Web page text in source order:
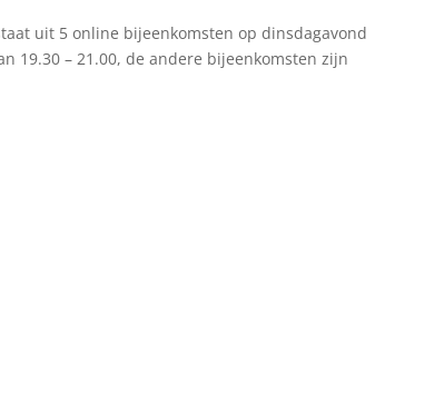
uit 5 online bijeenkomsten op dinsdagavond
19.30 – 21.00, de andere bijeenkomsten zijn